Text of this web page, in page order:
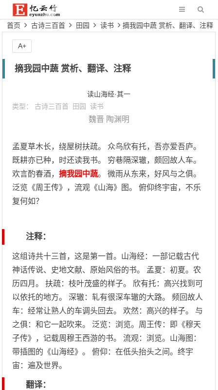
首页 古诗三百首 田园 读书 摘我园中蔬 赏析、翻译、注释
摘我园中蔬 赏析、翻译、注释
读山海经·其一
类型： 古诗三百首 田园 读书
魏晋 陶渊明
孟夏草木长，绕屋树扶疏。 众鸟欣有托，吾亦爱吾庐。
既耕亦已种，时还读我书。 穷巷隔深辙，颇回故人车。
欢言酌春酒，摘我园中蔬。 微雨从东来，好风与之俱。
泛览《周王传》，流观《山海》图。 俯仰终宇宙，不乐
复何如？
注释：
这组诗共十三首，这是第一首。山海经：一部记载古代
神话传说、史地文献、原始风俗的书。 孟夏：初夏。农
历四月。 扶疏：枝叶茂盛的样子。 欣有托：高兴找到可
以依托的地方。 深辙：轧有很深车辙的大路。 频回故人
车：经常让熟人的车调头回去。 欢然：高兴的样子。 与
之俱：和它一起吹来。 泛览：浏览。周王传：即《穆天
子传》，记载周穆王西游的书。 流观：浏览。山海图：
带插图的《山海经》。 俯仰：在低头抬头之间。终宇
宙：遍及世界。
翻译：
A+